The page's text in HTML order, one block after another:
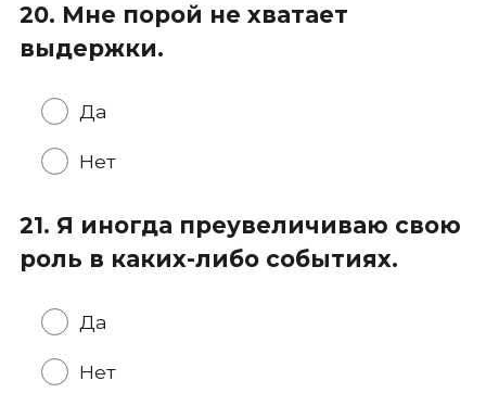
20. Мне порой не хватает
выдержки.
Да
Нет
21. Я иногда преувеличиваю свою
роль в каких-либо событиях.
Да
Нет